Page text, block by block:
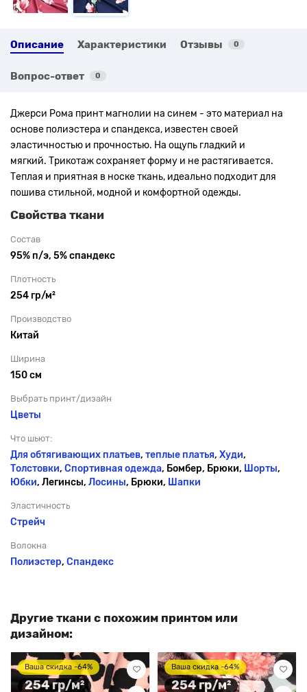
Описание Характеристики Отзывы 0
Вопрос-ответ 0
Джерси Рома принт магнолии на синем - это материал на
основе полиэстера и спандекса, известен своей
эластичностью и прочностью. На ощупь гладкий и
мягкий. Трикотаж сохраняет форму и не растягивается.
Теплая и приятная в носке ткань, идеально подходит для
пошива стильной, модной и комфортной одежды.
Свойства ткани
Состав
95% п/э, 5% спандекс
Плотность
254 гр/м²
Производство
Китай
Ширина
150 см
Выбрать принт/дизайн
Цветы
Что шьют:
Для обтягивающих платьев, теплые платья, Худи,
Толстовки, Спортивная одежда, Бомбер, Брюки, Шорты,
Юбки, Легинсы, Лосины, Брюки, Шапки
Эластичность
Стрейч
Волокна
Полиэстер, Спандекс
Другие ткани с похожим принтом или
дизайном:
Ваша скидка -64%
254 гр/м²
Ваша скидка -64%
254 гр/м²